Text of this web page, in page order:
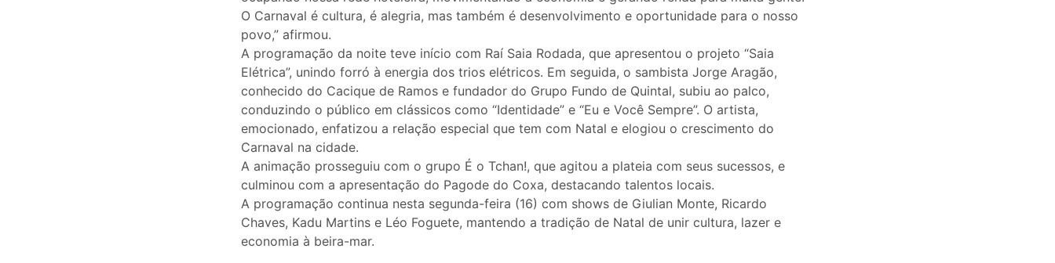
O Carnaval é cultura, é alegria, mas também é desenvolvimento e oportunidade para o nosso
povo,” afirmou.
A programação da noite teve início com Raí Saia Rodada, que apresentou o projeto “Saia
Elétrica”, unindo forró à energia dos trios elétricos. Em seguida, o sambista Jorge Aragão,
conhecido do Cacique de Ramos e fundador do Grupo Fundo de Quintal, subiu ao palco,
conduzindo o público em clássicos como “Identidade” e “Eu e Você Sempre”. O artista,
emocionado, enfatizou a relação especial que tem com Natal e elogiou o crescimento do
Carnaval na cidade.
A animação prosseguiu com o grupo É o Tchan!, que agitou a plateia com seus sucessos, e
culminou com a apresentação do Pagode do Coxa, destacando talentos locais.
A programação continua nesta segunda-feira (16) com shows de Giulian Monte, Ricardo
Chaves, Kadu Martins e Léo Foguete, mantendo a tradição de Natal de unir cultura, lazer e
economia à beira-mar.